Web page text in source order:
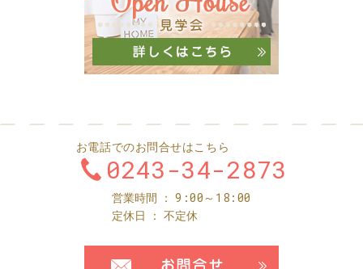
お電話でのお問合せはこちら
0243-34-2873
営業時間 9:00～18:00
定休日 不定休